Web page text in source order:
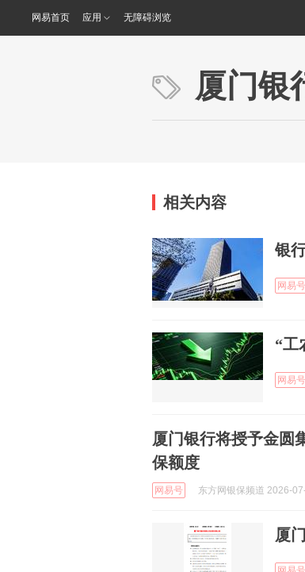
网易首页 应用 无障碍浏览
厦门银
相关内容
银
网易号
“工
网易号
厦门银行将授予金圆
保额度
网易号 东方网银保频道 2026-
厦